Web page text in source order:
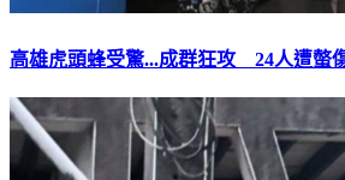
高雄虎頭蜂受驚...成群狂攻 24人遭螫